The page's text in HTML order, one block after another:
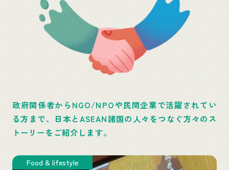
政府関係者からNGO/NPOや民間企業で活躍されてい
る方まで、日本とASEAN諸国の人々をつなぐ方々のス
トーリーをご紹介します。
Youth development